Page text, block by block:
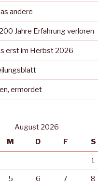
andere
Jahre Erfahrung verloren
erst im Herbst 2026
ermordet
August 2026
M D F S
1
5 6 7 8